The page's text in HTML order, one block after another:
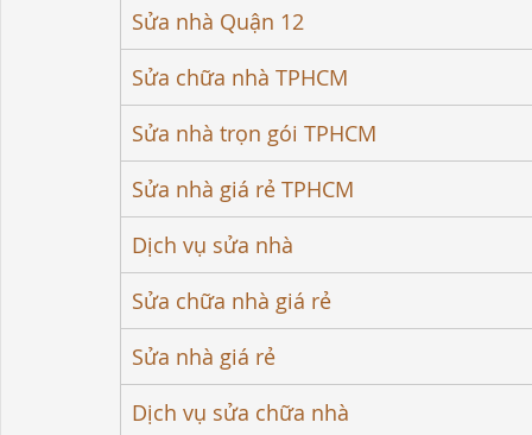
Sửa nhà Quận 12
Sửa chữa nhà TPHCM
Sửa nhà trọn gói TPHCM
Sửa nhà giá rẻ TPHCM
Dịch vụ sửa nhà
Sửa chữa nhà giá rẻ
Sửa nhà giá rẻ
Dịch vụ sửa chữa nhà